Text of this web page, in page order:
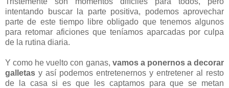
intentando buscar la parte positiva, podemos aprovechar
parte de este tiempo libre obligado que tenemos algunos
para retomar aficiones que teníamos aparcadas por culpa
de la rutina diaria.
Y como he vuelto con ganas, vamos a ponernos a decorar
galletas y así podemos entretenernos y entretener al resto
de la casa si es que les captamos para que se metan